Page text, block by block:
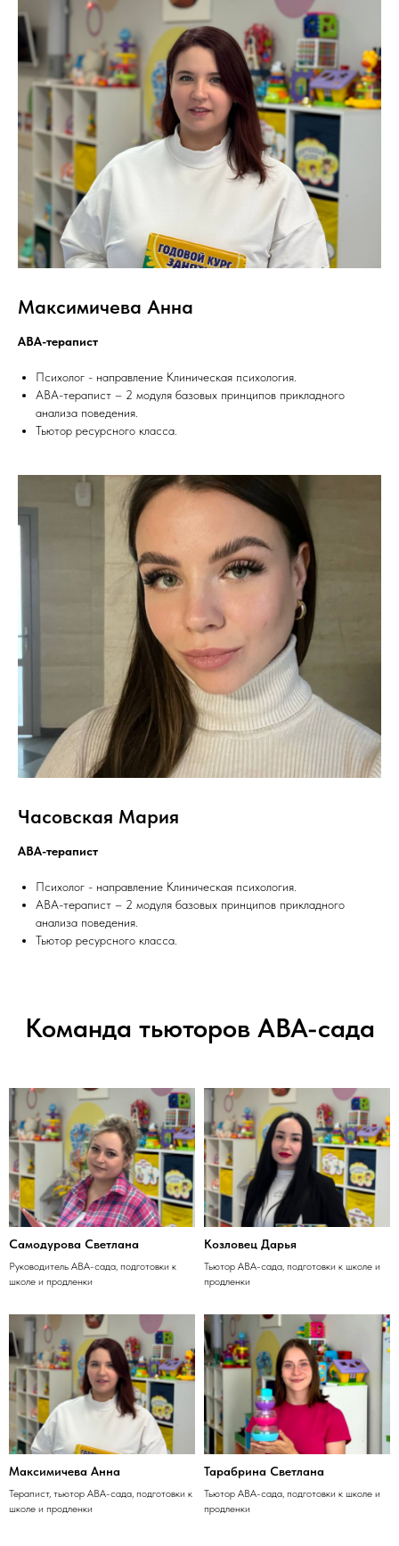
Максимичева Анна
АВА-терапист
Психолог - направление Клиническая психология.
АВА-терапист – 2 модуля базовых принципов прикладного
анализа поведения.
Тьютор ресурсного класса.
Часовская Мария
АВА-терапист
Психолог - направление Клиническая психология.
АВА-терапист – 2 модуля базовых принципов прикладного
анализа поведения.
Тьютор ресурсного класса.
Команда тьюторов АВА-сада
Самодурова Светлана
Руководитель АВА-сада, подготовки к
школе и продленки
Козловец Дарья
Тьютор АВА-сада, подготовки к школе и
продленки
Максимичева Анна
Терапист, тьютор АВА-сада, подготовки к
школе и продленки
Тарабрина Светлана
Тьютор АВА-сада, подготовки к школе и
продленки